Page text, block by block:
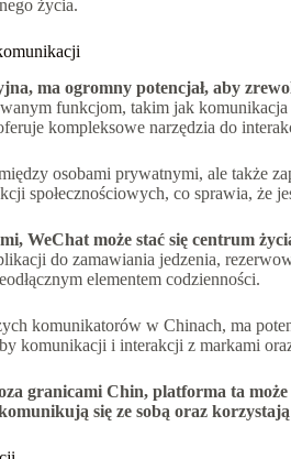
życia.
ma ogromny potencjał, aby
funkcjom, takim jak komunikacja
kompleksowe narzędzia do
osobami prywatnymi, ale także
społecznościowych, co sprawia, że
WeChat może stać się centrum
do zamawiania jedzenia,
elementem codzienności.
komunikatorów w Chinach, ma
komunikacji i interakcji z markami
granicami Chin, platforma ta
się ze sobą oraz korzystają